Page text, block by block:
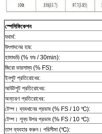
স্পেসিফিকেশন
যথার্থ:
উৎপাদনের হার:
হামাগুড়ি (% ফাঃ / 30min):
জিরো ভারসাম্য (% FS):
ইনপুট প্রতিরোধের:
আউটপুট প্রতিরোধের:
অন্তরণ প্রতিরোধের:
টেম্প। ব্যবধানের প্রভাব (% FS / 10 ℃):
টেম্প। শূন্য উপর প্রভাব (% FS / 10 ℃):
তাপ ব্যবহার করুন। পরিসীমা (℃):